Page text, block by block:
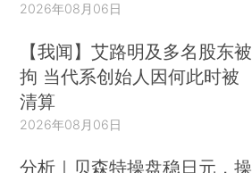
2026年08月06日
【我闻】艾路明及多名股东被
拘 当代系创始人因何此时被
清算
2026年08月06日
分析｜贝森特操盘稳日元，操